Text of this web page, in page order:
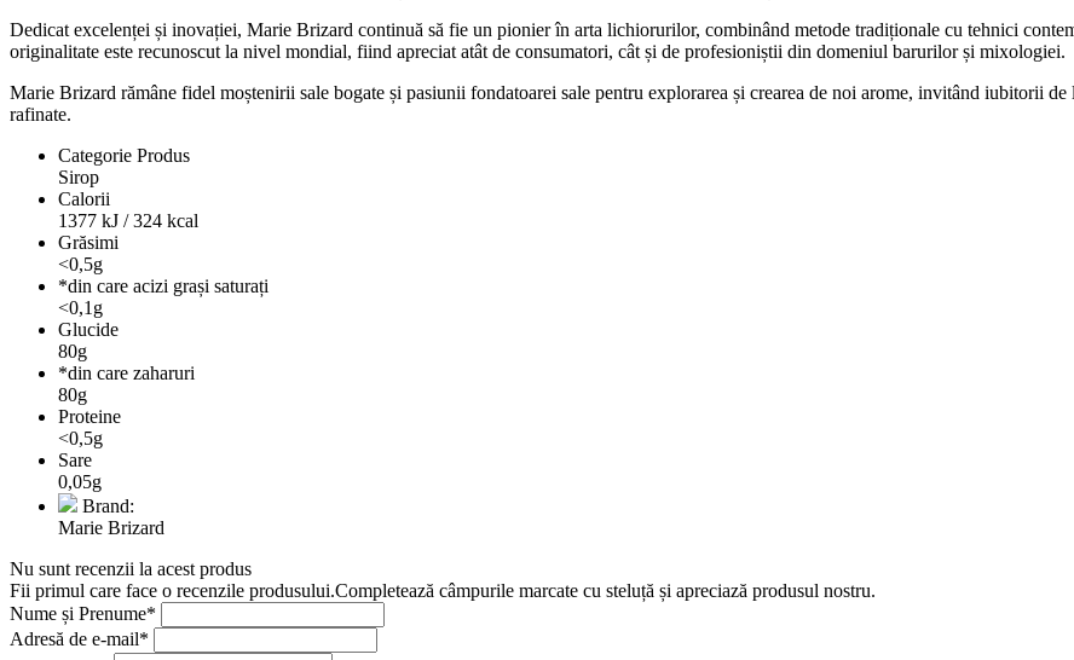
Dedicat excelenței și inovației, Marie Brizard continuă să fie un pionier în arta lichiorurilor, combinând metode tradiționale cu tehnici
originalitate este recunoscut la nivel mondial, fiind apreciat atât de consumatori, cât și de profesioniștii din domeniul barurilor și mixologiei.
Marie Brizard rămâne fidel moștenirii sale bogate și pasiunii fondatoarei sale pentru explorarea și crearea de noi arome, invitând iubitorii
rafinate.
Categorie Produs
Sirop
Calorii
1377 kJ / 324 kcal
Grăsimi
<0,5g
*din care acizi grași saturați
<0,1g
Glucide
80g
*din care zaharuri
80g
Proteine
<0,5g
Sare
0,05g
Brand:
Marie Brizard
Nu sunt recenzii la acest produs
Fii primul care face o recenzile produsului.Completează câmpurile marcate cu steluță și apreciază produsul nostru.
Nume și Prenume*
Adresă de e-mail*